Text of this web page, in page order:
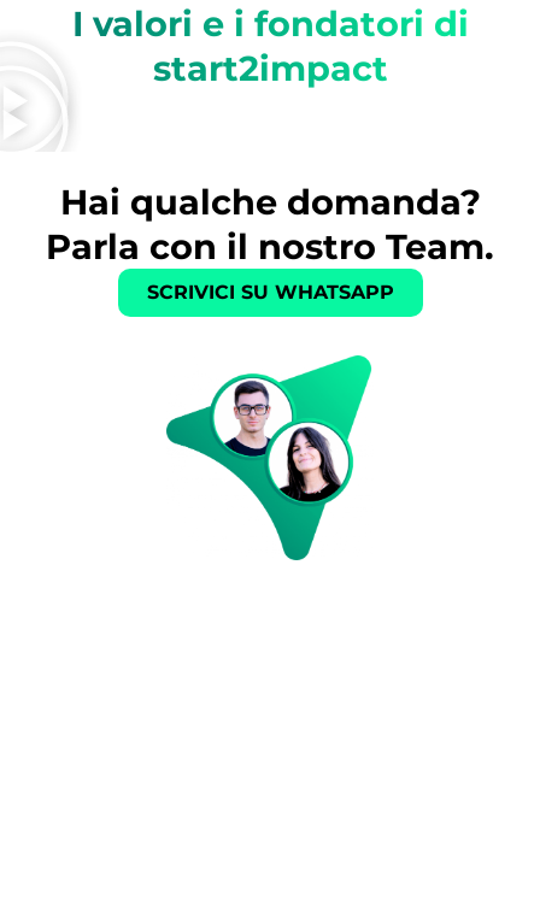
I valori e i fondatori di
start2impact
Hai qualche domanda?
Parla con il nostro Team.
SCRIVICI SU WHATSAPP